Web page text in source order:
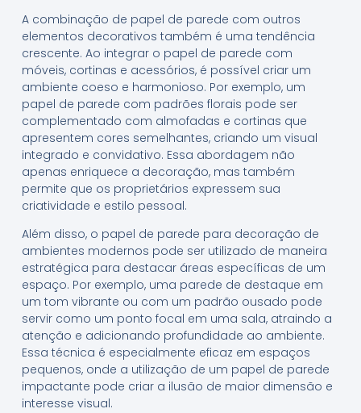
A combinação de papel de parede com outros
elementos decorativos também é uma tendência
crescente. Ao integrar o papel de parede com
móveis, cortinas e acessórios, é possível criar um
ambiente coeso e harmonioso. Por exemplo, um
papel de parede com padrões florais pode ser
complementado com almofadas e cortinas que
apresentem cores semelhantes, criando um visual
integrado e convidativo. Essa abordagem não
apenas enriquece a decoração, mas também
permite que os proprietários expressem sua
criatividade e estilo pessoal.
Além disso, o papel de parede para decoração de
ambientes modernos pode ser utilizado de maneira
estratégica para destacar áreas específicas de um
espaço. Por exemplo, uma parede de destaque em
um tom vibrante ou com um padrão ousado pode
servir como um ponto focal em uma sala, atraindo a
atenção e adicionando profundidade ao ambiente.
Essa técnica é especialmente eficaz em espaços
pequenos, onde a utilização de um papel de parede
impactante pode criar a ilusão de maior dimensão e
interesse visual.